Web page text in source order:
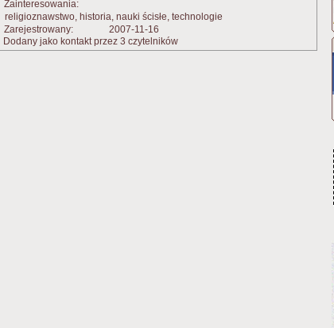
Zainteresowania:
religioznawstwo, historia, nauki ścisłe, technologie
Zarejestrowany:
2007-11-16
Dodany jako kontakt przez 3 czytelników